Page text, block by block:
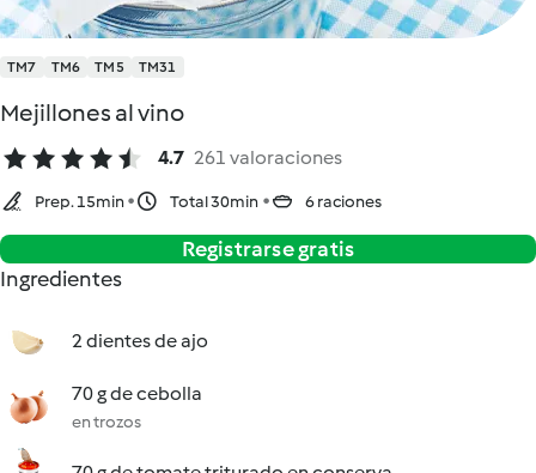
TM7 TM6 TM5 TM31
Mejillones al vino
4.7 261 valoraciones
Prep. 15min Total 30min 6 raciones
Registrarse gratis
Ingredientes
2 dientes de ajo
70 g de cebolla
en trozos